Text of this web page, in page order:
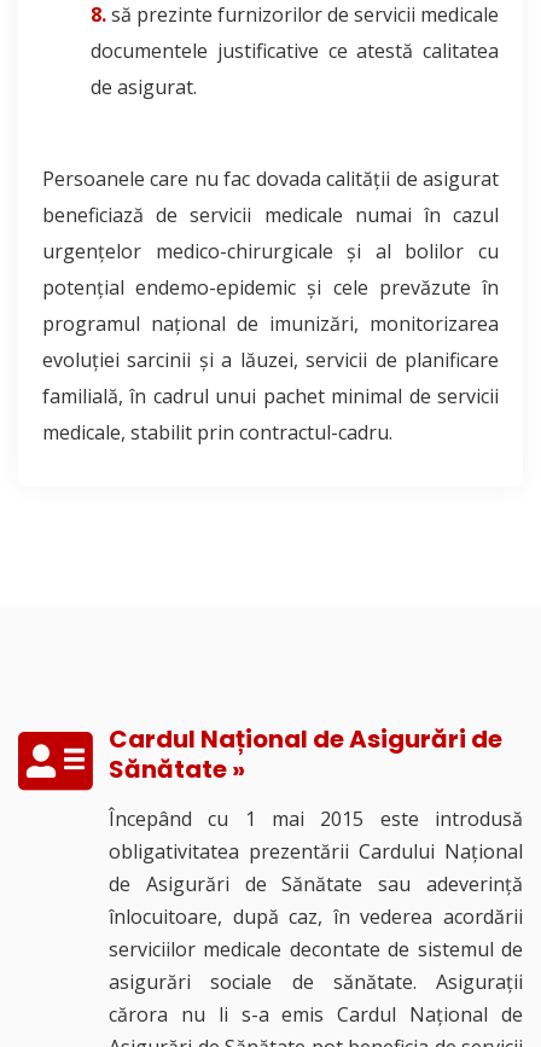
să prezinte furnizorilor de servicii medicale
documentele justificative ce atestă calitatea
de asigurat.
Persoanele care nu fac dovada calității de asigurat
beneficiază de servicii medicale numai în cazul
urgențelor medico-chirurgicale și al bolilor cu
potențial endemo-epidemic și cele prevăzute în
programul național de imunizări, monitorizarea
evoluției sarcinii și a lăuzei, servicii de planificare
familială, în cadrul unui pachet minimal de servicii
medicale, stabilit prin contractul-cadru.
Cardul Național de Asigurări de
Sănătate »
Începând cu 1 mai 2015 este introdusă
obligativitatea prezentării Cardului Național
de Asigurări de Sănătate sau adeverință
înlocuitoare, după caz, în vederea acordării
serviciilor medicale decontate de sistemul de
asigurări sociale de sănătate. Asigurații
cărora nu li s-a emis Cardul Național de